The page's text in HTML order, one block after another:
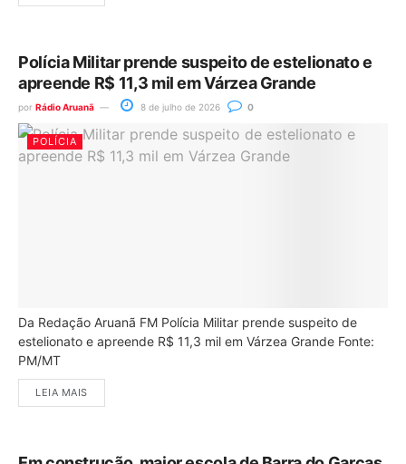
Polícia Militar prende suspeito de estelionato e
apreende R$ 11,3 mil em Várzea Grande
por Rádio Aruanã 8 de julho de 2026 0
POLÍCIA
Da Redação Aruanã FM Polícia Militar prende suspeito de
estelionato e apreende R$ 11,3 mil em Várzea Grande Fonte:
PM/MT
LEIA MAIS